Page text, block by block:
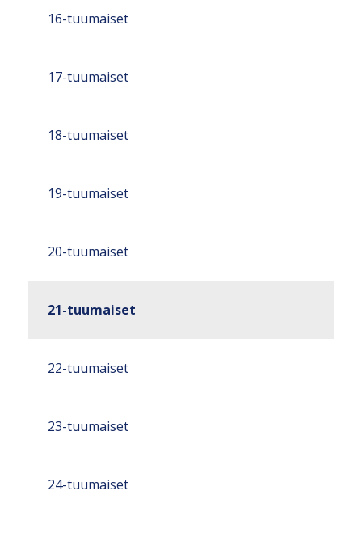
16-tuumaiset
17-tuumaiset
18-tuumaiset
19-tuumaiset
20-tuumaiset
21-tuumaiset
22-tuumaiset
23-tuumaiset
24-tuumaiset